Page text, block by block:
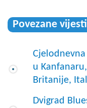
Povezane vijesti
u
Britanije,
Dvigrad